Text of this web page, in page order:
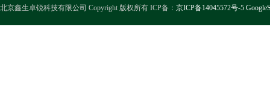
北京鑫生卓锐科技有限公司 Copyright 版权所有 ICP备： 京ICP备14045572号-5